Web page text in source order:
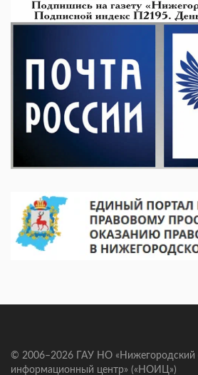
© 2006–2026 ГАУ НО «Нижегородский
информационный центр» («НОИЦ»)